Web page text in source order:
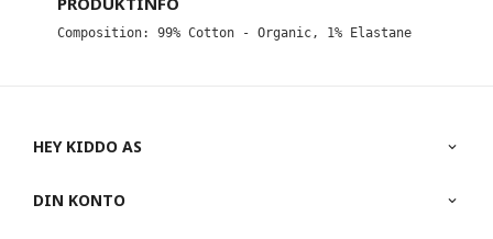
Composition: 99% Cotton - Organic, 1% Elastane
HEY KIDDO AS
DIN KONTO